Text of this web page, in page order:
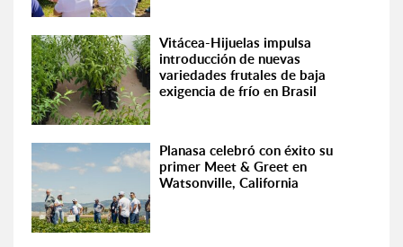
Vitácea-Hijuelas impulsa
introducción de nuevas
variedades frutales de baja
exigencia de frío en Brasil
Planasa celebró con éxito su
primer Meet & Greet en
Watsonville, California